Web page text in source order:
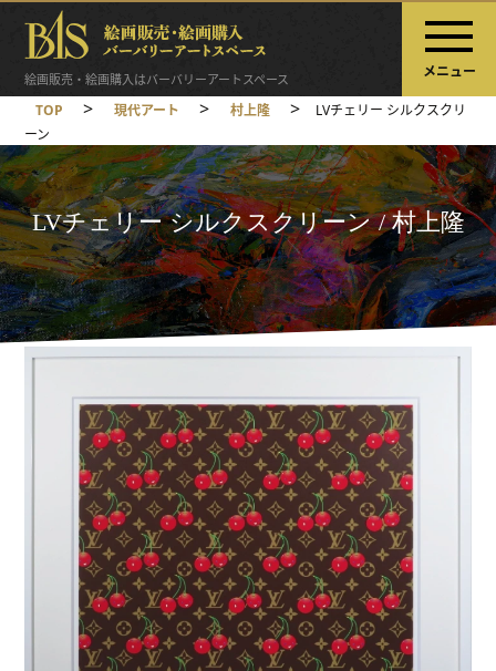
絵画販売・絵画購入はバーバリーアートスペース メニュー
TOP > 現代アート > 村上隆 >
LVチェリー シルクスクリ
ーン
LVチェリー シルクスクリーン / 村上隆